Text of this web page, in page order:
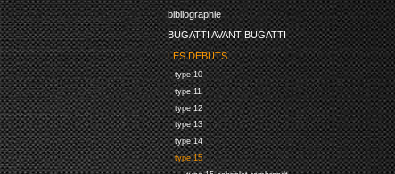
bibliographie
BUGATTI AVANT BUGATTI
LES DEBUTS
type 10
type 11
type 12
type 13
type 14
type 15